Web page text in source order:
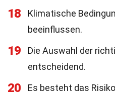
18
Klimatische
beeinflussen.
19
Die Auswahl der
entscheidend.
20
Es besteht das